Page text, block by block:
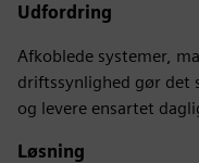
Udfordring
Afkoblede systemer,
driftssynlighed gør det
og levere ensartet
Løsning